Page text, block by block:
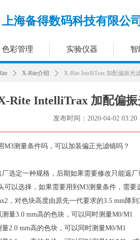
色彩管理 实验仪器 智
上海备得数码科技有限公
Rite IntelliTrax 加配偏
发布时间： 2020-04-02 03:20
M3测量条件吗，可以加装偏正光滤镜吗？
选定一种规格，后期如果需要修改只能返
可以选择，如果需要用到M3测量条件，需
，对色块高度由原先一代要求的3.5 mm降到
量3.0 mm高的色块，可以同时测量M0/M1
2.0 mm高的色块，可以同时测量M0/M1
ꄲ X-Rite介绍 ꄲ X-Rite IntelliTrax 加配偏振光